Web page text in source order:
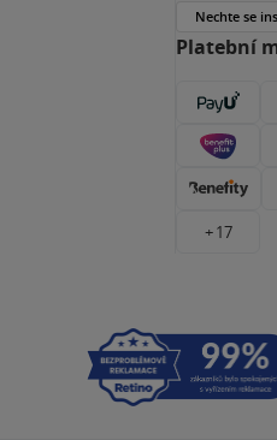
Nechte se
Platební
+ 17